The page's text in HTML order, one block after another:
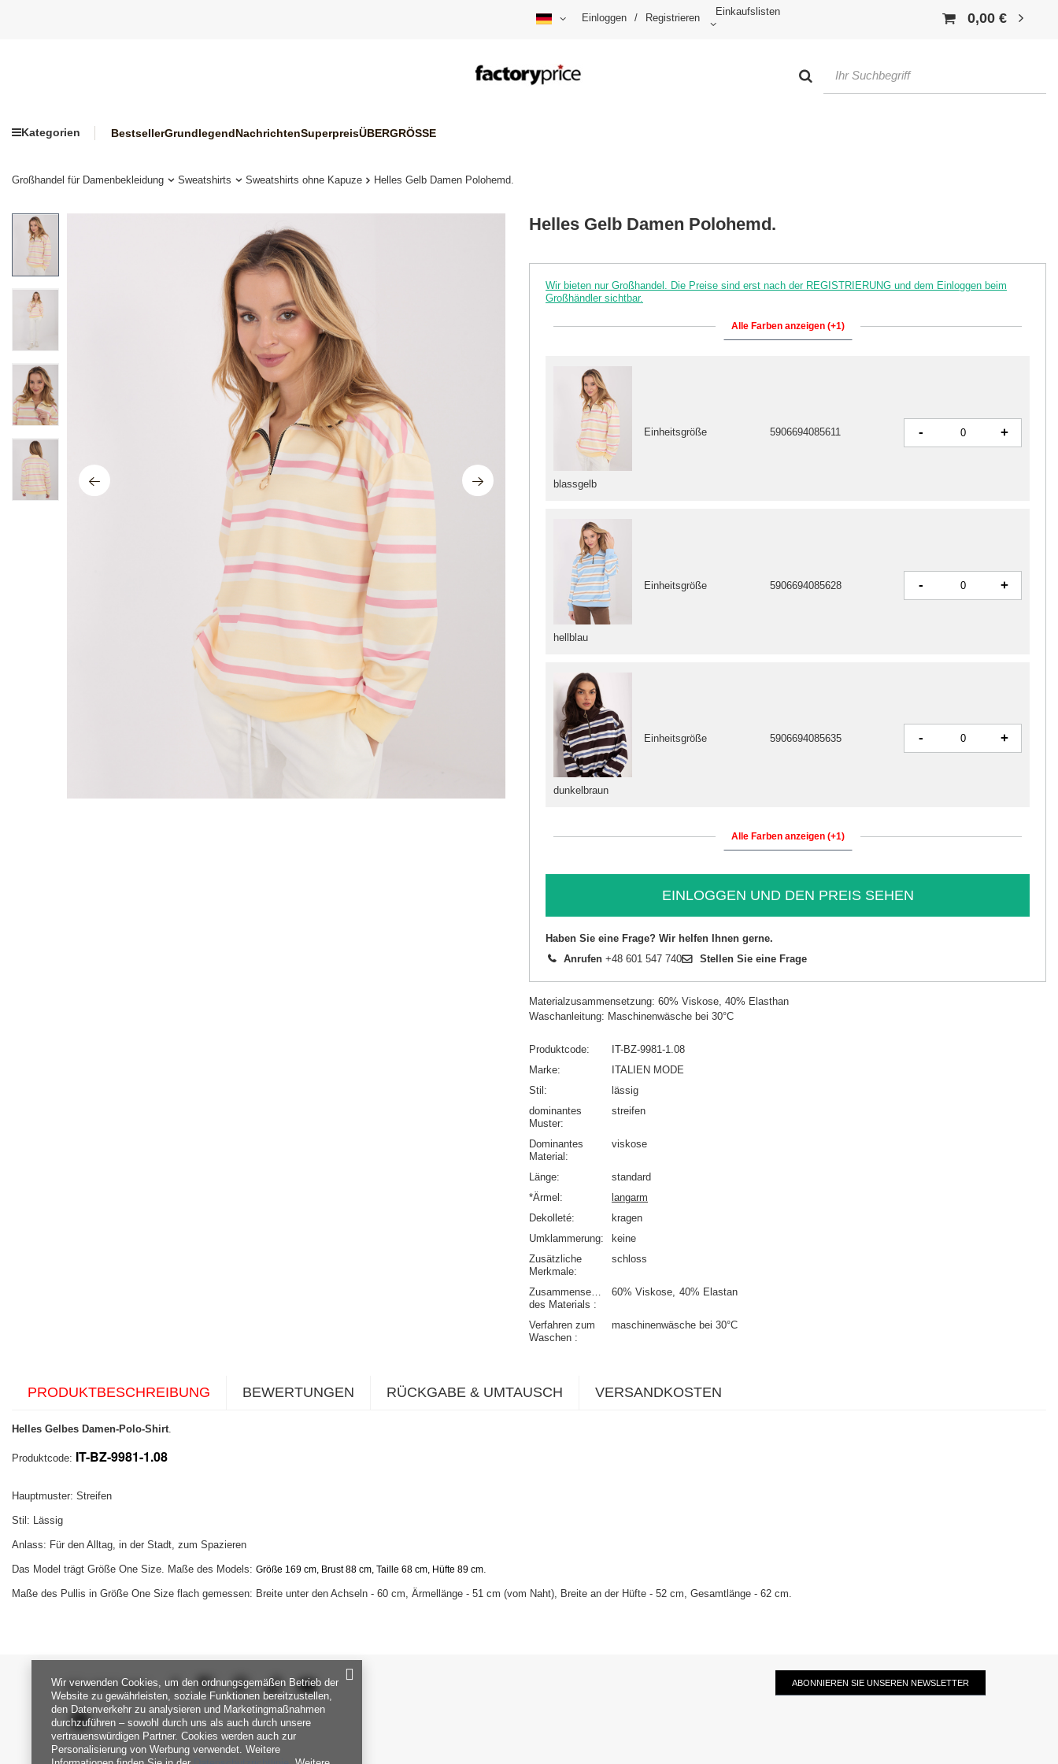
Einloggen / Registrieren
Einkaufslisten 0,00 €
Kategorien BestsellerGrundlegendNachrichtenSuperpreisÜBERGRÖSSE
Großhandel für Damenbekleidung Sweatshirts Sweatshirts ohne Kapuze Helles Gelb Damen Polohemd.
Helles Gelb Damen Polohemd.
Wir bieten nur Großhandel. Die Preise sind erst nach der REGISTRIERUNG und dem Einloggen beim
Großhändler sichtbar.
Alle Farben anzeigen (+1)
blassgelb
Einheitsgröße 5906694085611 - +
hellblau
Einheitsgröße 5906694085628 - +
dunkelbraun
Einheitsgröße 5906694085635 - +
Alle Farben anzeigen (+1)
EINLOGGEN UND DEN PREIS SEHEN
Haben Sie eine Frage? Wir helfen Ihnen gerne.
Anrufen +48 601 547 740 Stellen Sie eine Frage
Materialzusammensetzung: 60% Viskose, 40% Elasthan
Waschanleitung: Maschinenwäsche bei 30°C
Produktcode
IT-BZ-9981-1.08
Marke
ITALIEN MODE
Stil
lässig
dominantes
Muster
streifen
Dominantes
Material
viskose
Länge
standard
*Ärmel
langarm
Dekolleté
kragen
Umklammerung
keine
Zusätzliche
Merkmale
schloss
Zusammensetzung
des Materials
60% Viskose 40% Elastan
Verfahren zum
Waschen
maschinenwäsche bei 30°C
PRODUKTBESCHREIBUNG BEWERTUNGEN RÜCKGABE & UMTAUSCH VERSANDKOSTEN
Helles Gelbes Damen-Polo-Shirt.
Produktcode: IT-BZ-9981-1.08
Hauptmuster: Streifen
Stil: Lässig
Anlass: Für den Alltag, in der Stadt, zum Spazieren
Das Model trägt Größe One Size. Maße des Models: Größe 169 cm, Brust 88 cm, Taille 68 cm, Hüfte 89 cm.
Maße des Pullis in Größe One Size flach gemessen: Breite unter den Achseln - 60 cm, Ärmellänge - 51 cm (vom Naht), Breite an der Hüfte - 52 cm, Gesamtlänge - 62 cm.
SEI UNS NAH ABONNIEREN SIE UNSEREN NEWSLETTER
Wir verwenden Cookies, um den ordnungsgemäßen Betrieb der
Website zu gewährleisten, soziale Funktionen bereitzustellen,
den Datenverkehr zu analysieren und Marketingmaßnahmen
durchzuführen – sowohl durch uns als auch durch unsere
vertrauenswürdigen Partner. Cookies werden auch zur
Personalisierung von Werbung verwendet. Weitere